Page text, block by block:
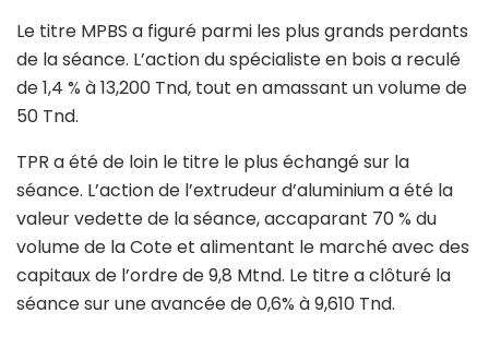
Le titre MPBS a figuré parmi les plus grands perdants
de la séance. L’action du spécialiste en bois a reculé
de 1,4 % à 13,200 Tnd, tout en amassant un volume de
50 Tnd.
TPR a été de loin le titre le plus échangé sur la
séance. L’action de l’extrudeur d’aluminium a été la
valeur vedette de la séance, accaparant 70 % du
volume de la Cote et alimentant le marché avec des
capitaux de l’ordre de 9,8 Mtnd. Le titre a clôturé la
séance sur une avancée de 0,6% à 9,610 Tnd.